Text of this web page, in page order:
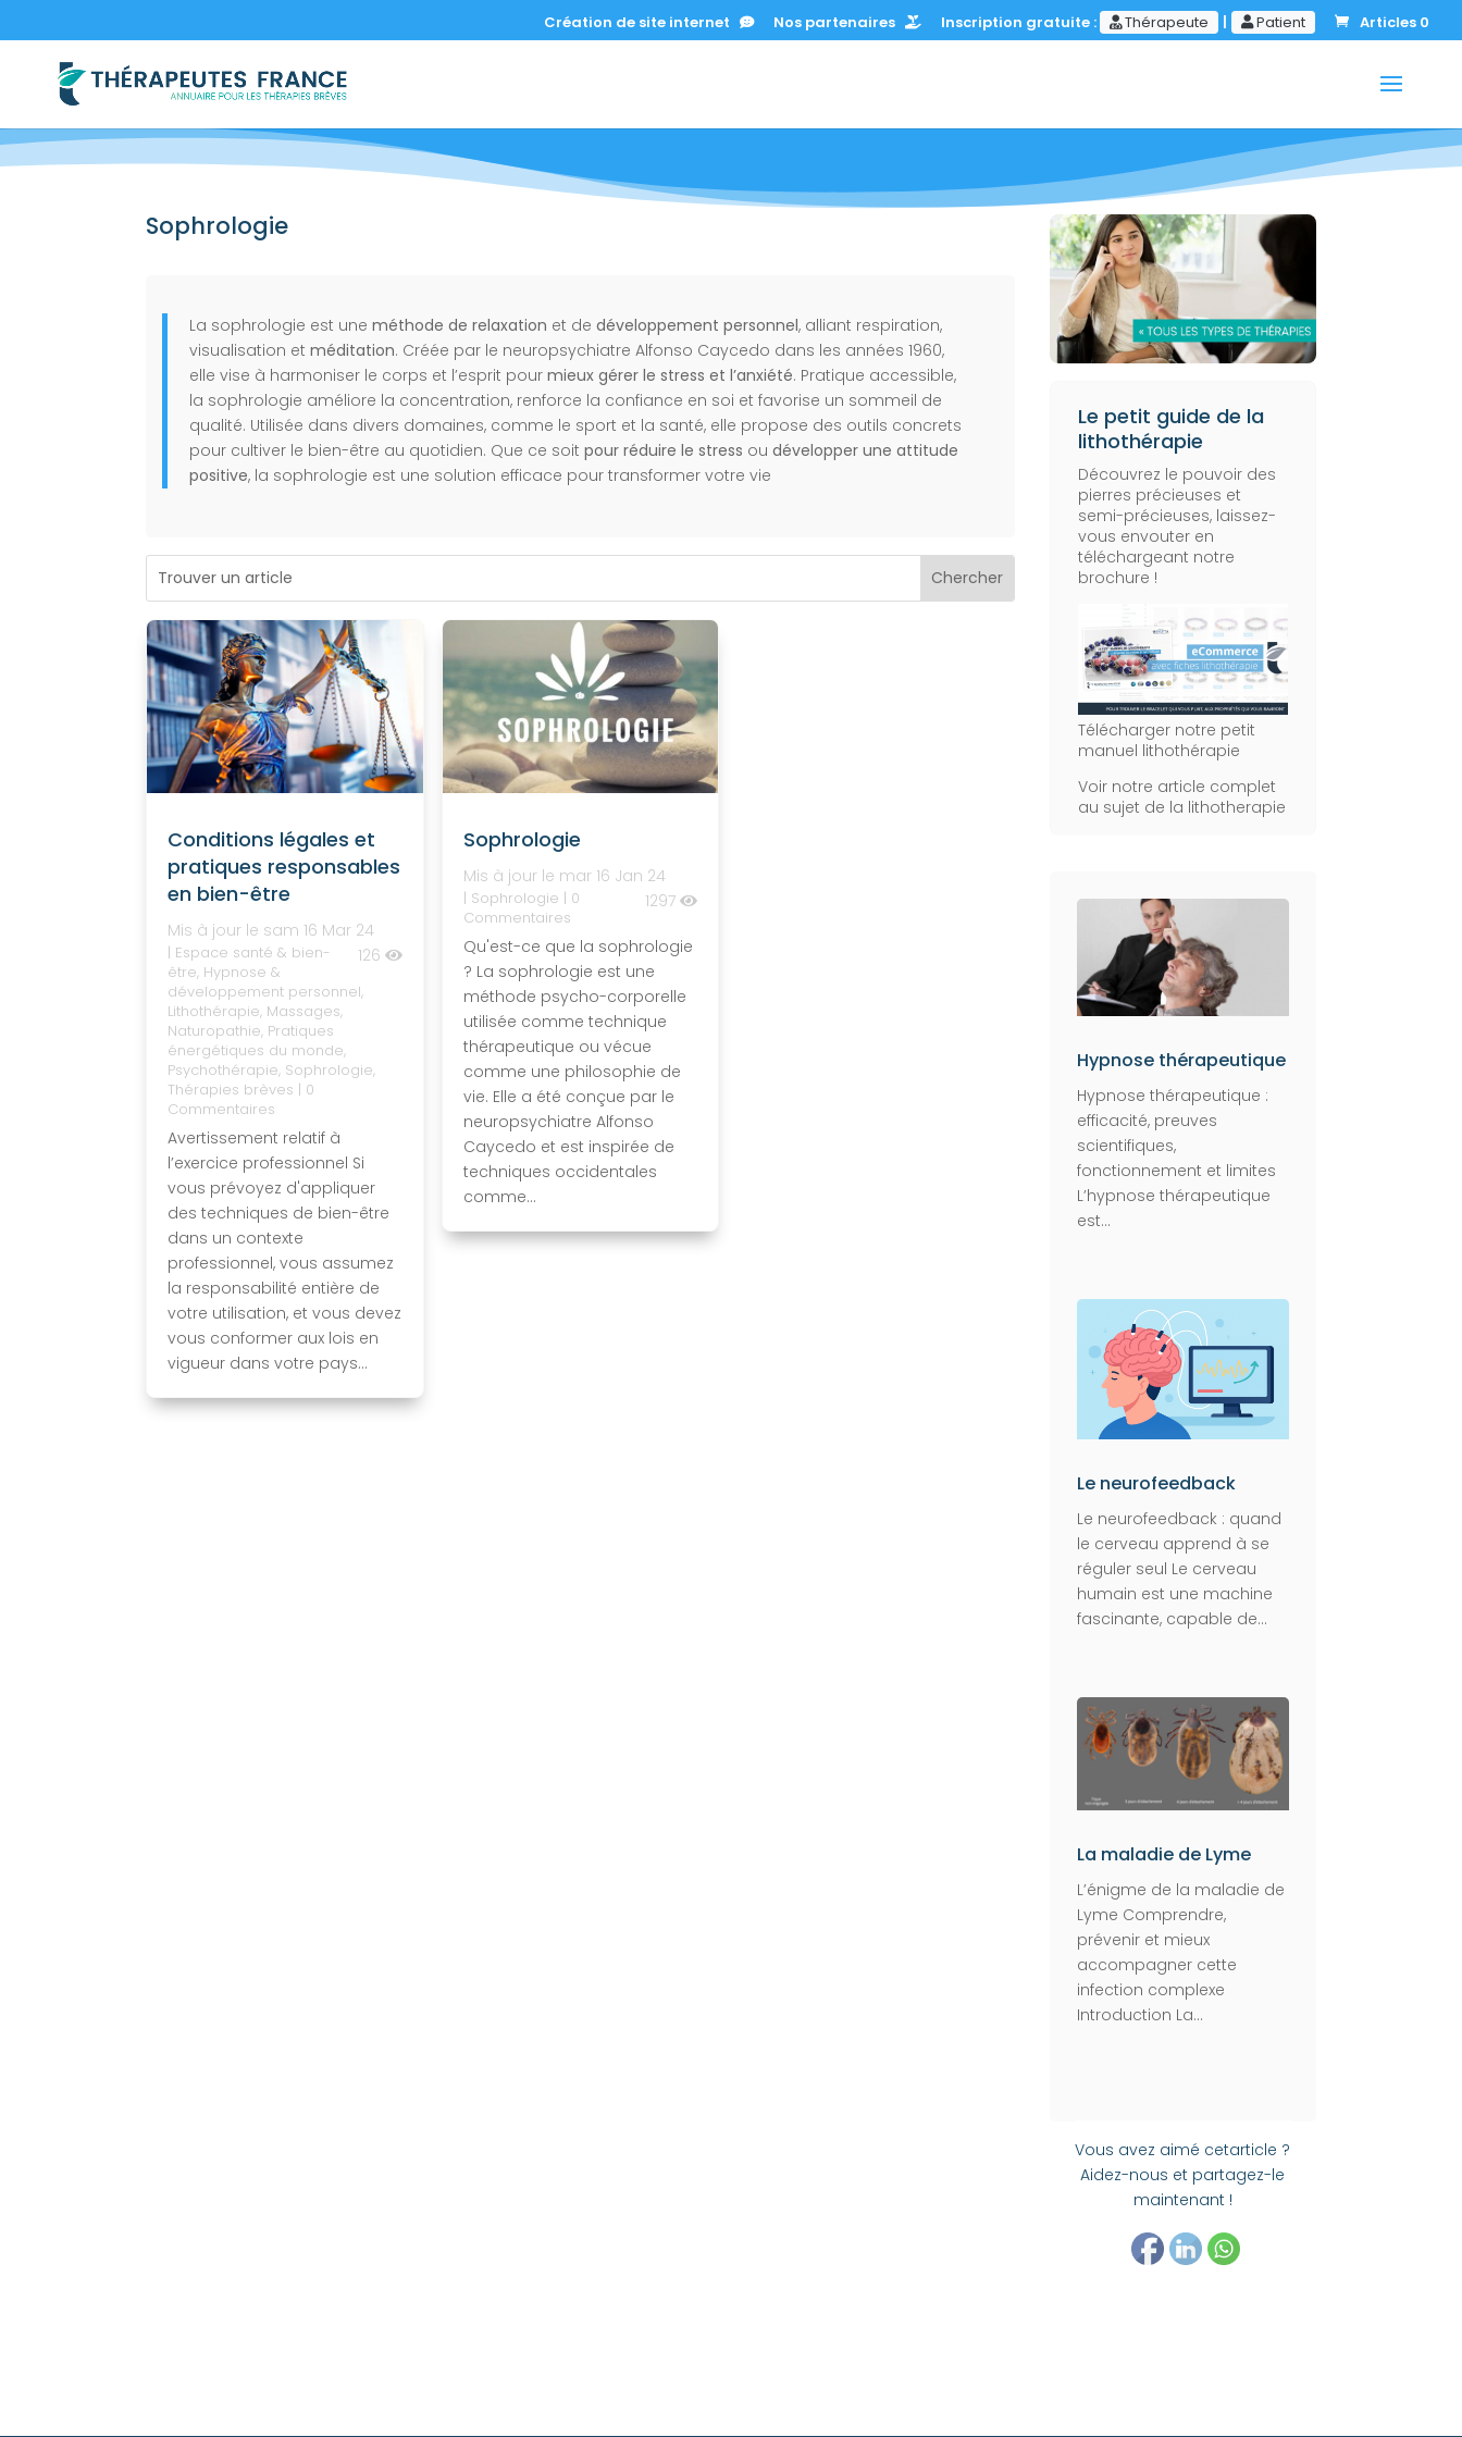
Création de site internet Nos partenaires Inscription gratuite : Thérapeute | Patient Articles 0
Sophrologie
La sophrologie est uneméthode de relaxation et dedéveloppement personnel, alliant respiration,
visualisation etméditation. Créée par le neuropsychiatre Alfonso Caycedo dans les années 1960,
elle vise à harmoniser le corps et l’esprit pourmieux gérer le stress et l’anxiété. Pratique accessible,
la sophrologie améliore la concentration, renforce la confiance en soi et favorise un sommeil de
qualité. Utilisée dans divers domaines, comme le sport et la santé, elle propose des outils concrets
pour cultiver le bien-être au quotidien. Que ce soitpour réduire le stress oudévelopper une attitude
positive, la sophrologie est une solution efficace pour transformer votre vie
Conditions légales et
pratiques responsables
en bien-être
Mis à jour le sam 16 Mar 24
126
| Espace santé & bien-
être, Hypnose &
développement personnel,
Lithothérapie, Massages,
Naturopathie, Pratiques
énergétiques du monde,
Psychothérapie, Sophrologie,
Thérapies brèves | 0
Commentaires
Avertissement relatif à
l’exercice professionnel Si
vous prévoyez d'appliquer
des techniques de bien-être
dans un contexte
professionnel, vous assumez
la responsabilité entière de
votre utilisation, et vous devez
vous conformer aux lois en
vigueur dans votre pays...
Sophrologie
Mis à jour le mar 16 Jan 24
1297
| Sophrologie | 0
Commentaires
Qu'est-ce que la sophrologie
? La sophrologie est une
méthode psycho-corporelle
utilisée comme technique
thérapeutique ou vécue
comme une philosophie de
vie. Elle a été conçue par le
neuropsychiatre Alfonso
Caycedo et est inspirée de
techniques occidentales
comme...
Le petit guide de la
lithothérapie
Découvrez le pouvoir des
pierres précieuses et
semi-précieuses, laissez-
vous envouter en
téléchargeant notre
brochure !
Télécharger notre petit
manuel lithothérapie
Voir notre article complet
au sujet de la lithotherapie
Hypnose thérapeutique
Hypnose thérapeutique :
efficacité, preuves
scientifiques,
fonctionnement et limites
L’hypnose thérapeutique
est...
Le neurofeedback
Le neurofeedback : quand
le cerveau apprend à se
réguler seul Le cerveau
humain est une machine
fascinante, capable de...
La maladie de Lyme
L’énigme de la maladie de
Lyme Comprendre,
prévenir et mieux
accompagner cette
infection complexe
Introduction La...
Vous avez aimé cetarticle ?
Aidez-nous et partagez-le
maintenant !